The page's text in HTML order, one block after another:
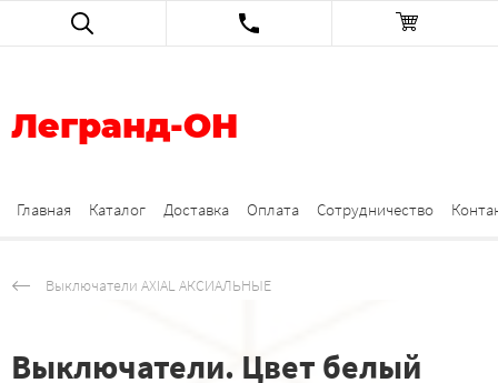
Легранд-ОН
Главная Каталог Доставка Оплата Сотрудничество
Выключатели AXIAL АКСИАЛЬНЫЕ
Выключатели. Цвет белый